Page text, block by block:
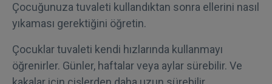
Çocuğunuza tuvaleti kullandıktan sonra ellerini nasıl
yıkaması gerektiğini öğretin.
Çocuklar tuvaleti kendi hızlarında kullanmayı
öğrenirler. Günler, haftalar veya aylar sürebilir. Ve